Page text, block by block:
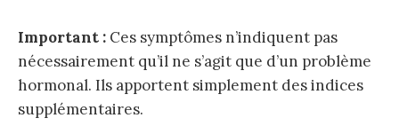
Important : Ces symptômes n’indiquent pas
nécessairement qu’il ne s’agit que d’un problème
hormonal. Ils apportent simplement des indices
supplémentaires.